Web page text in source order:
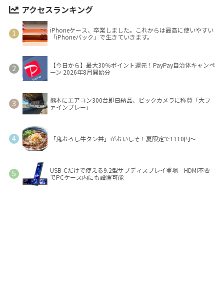
アクセスランキング
iPhoneケース、卒業しました。これからは最高に使いやすい
「iPhoneバック」で生きていきます。
【今日から】最大30％ポイント還元！PayPay自治体キャンペ
ーン 2026年8月開始分
熊本にエアコン300台即日納品、ビックカメラに称賛「大フ
ァインプレー」
「鬼おろし牛タン丼」がおいしそ！夏限定で1110円～
USB-Cだけで使える9.2型サブディスプレイ登場 HDMI不要
でPCケース内にも設置可能